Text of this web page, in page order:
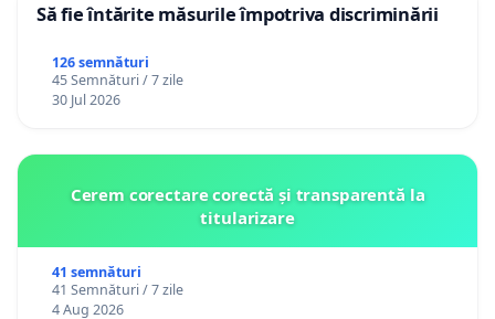
Să fie întărite măsurile împotriva discriminării
126 semnături
45 Semnături / 7 zile
30 Jul 2026
Cerem corectare corectă și transparentă la
titularizare
41 semnături
41 Semnături / 7 zile
4 Aug 2026